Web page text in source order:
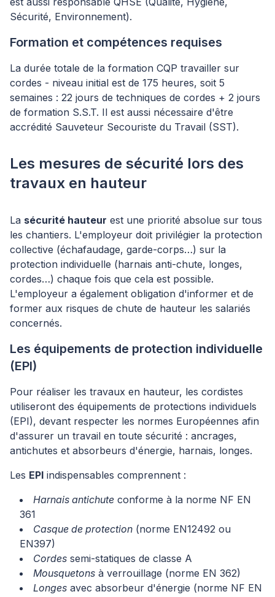
Sécurité, Environnement).
Formation et compétences requises
La durée totale de la formation CQP travailler sur
cordes - niveau initial est de 175 heures, soit 5
semaines : 22 jours de techniques de cordes + 2 jours
de formation S.S.T. Il est aussi nécessaire d'être
accrédité Sauveteur Secouriste du Travail (SST).
Les mesures de sécurité lors des
travaux en hauteur
La sécurité hauteur est une priorité absolue sur tous
les chantiers. L'employeur doit privilégier la protection
collective (échafaudage, garde-corps…) sur la
protection individuelle (harnais anti-chute, longes,
cordes…) chaque fois que cela est possible.
L'employeur a également obligation d'informer et de
former aux risques de chute de hauteur les salariés
concernés.
Les équipements de protection individuelle
(EPI)
Pour réaliser les travaux en hauteur, les cordistes
utiliseront des équipements de protections individuels
(EPI), devant respecter les normes Européennes afin
d'assurer un travail en toute sécurité : ancrages,
antichutes et absorbeurs d'énergie, harnais, longes.
Les EPI indispensables comprennent :
Harnais antichute conforme à la norme NF EN
361
Casque de protection (norme EN12492 ou
EN397)
Cordes semi-statiques de classe A
Mousquetons à verrouillage (norme EN 362)
Longes avec absorbeur d'énergie (norme NF EN